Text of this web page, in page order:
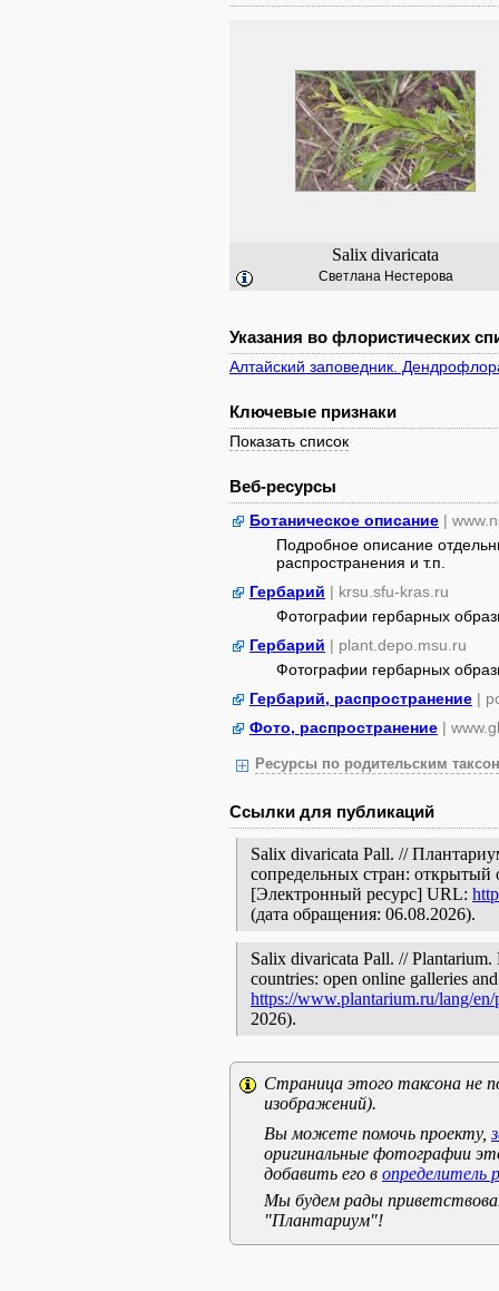
Salixdivaricata
Светлана Нестерова
Указания во флористических
Алтайский заповедник.
Ключевые признаки
Показать список
Веб-ресурсы
Ботаническое описание |
Подробное описание
распространения и т.п.
Гербарий | krsu.sfu-kras.ru
Фотографии гербарных
Гербарий | plant.depo.msu.ru
Фотографии гербарных
Гербарий, распространение |
Фото, распространение |
Ресурсы по родительским
Ссылки для публикаций
Salix divaricata Pall. //
сопредельных стран: открытый
[Электронный ресурс] URL:
(дата обращения: 06.08.2026).
Salix divaricata Pall. //
countries: open online galleries
https://www.plantarium.ru/lang/
2026).
Страница этого таксона не
изображений).
Вы можете помочь проекту,
оригинальные фотографии
добавить его в определитель
Мы будем рады
"Плантариум"!